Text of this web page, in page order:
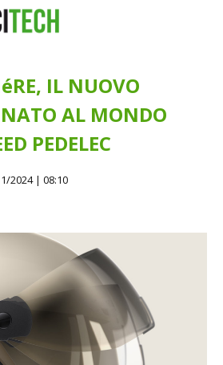
IL NUOVO
AL MONDO
PEDELEC
2024 | 08:10